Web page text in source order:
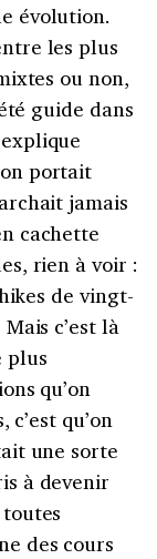
évolution.
les plus
ou non,
guide dans
portait
jamais
cachette
rien à voir :
de vingt-
c’est là
plus
qu’on
qu’on
une sorte
à devenir
des cours